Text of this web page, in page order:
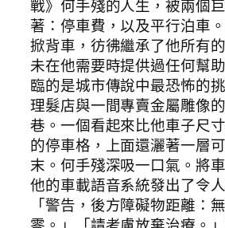
戰》何手殘的人生，被兩個
著：停車費，以及平行泊車
掀背車，彷彿繼承了他所有
未在他需要時提供過任何幫
臨的是城市傳說中最恐怖的
理髮店與一間專賣金屬雕像
巷。一個看起來比他車子尺
的停車格，上面還灑著一層
末。何手殘深吸一口氣。將
他的車載語音系統發出了令
「警告，後方障礙物距離：